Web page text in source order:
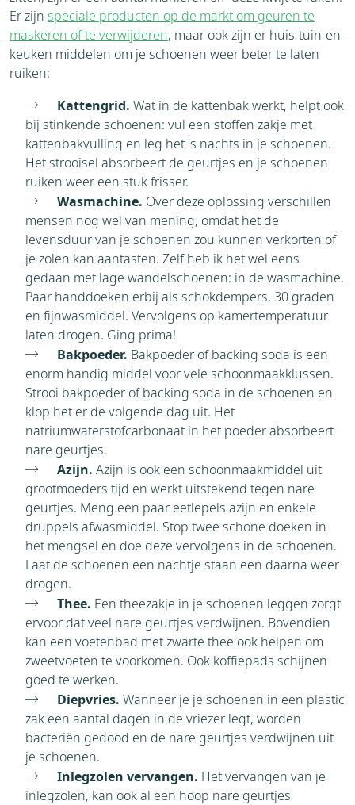
Er zijn speciale producten op de markt om geuren te
maskeren of te verwijderen, maar ook zijn er huis-tuin-en-
keuken middelen om je schoenen weer beter te laten
ruiken:
Kattengrid. Wat in de kattenbak werkt, helpt ook
bij stinkende schoenen: vul een stoffen zakje met
kattenbakvulling en leg het 's nachts in je schoenen.
Het strooisel absorbeert de geurtjes en je schoenen
ruiken weer een stuk frisser.
Wasmachine. Over deze oplossing verschillen
mensen nog wel van mening, omdat het de
levensduur van je schoenen zou kunnen verkorten of
je zolen kan aantasten. Zelf heb ik het wel eens
gedaan met lage wandelschoenen: in de wasmachine.
Paar handdoeken erbij als schokdempers, 30 graden
en fijnwasmiddel. Vervolgens op kamertemperatuur
laten drogen. Ging prima!
Bakpoeder. Bakpoeder of backing soda is een
enorm handig middel voor vele schoonmaakklussen.
Strooi bakpoeder of backing soda in de schoenen en
klop het er de volgende dag uit. Het
natriumwaterstofcarbonaat in het poeder absorbeert
nare geurtjes.
Azijn. Azijn is ook een schoonmaakmiddel uit
grootmoeders tijd en werkt uitstekend tegen nare
geurtjes. Meng een paar eetlepels azijn en enkele
druppels afwasmiddel. Stop twee schone doeken in
het mengsel en doe deze vervolgens in de schoenen.
Laat de schoenen een nachtje staan een daarna weer
drogen.
Thee. Een theezakje in je schoenen leggen zorgt
ervoor dat veel nare geurtjes verdwijnen. Bovendien
kan een voetenbad met zwarte thee ook helpen om
zweetvoeten te voorkomen. Ook koffiepads schijnen
goed te werken.
Diepvries. Wanneer je je schoenen in een plastic
zak een aantal dagen in de vriezer legt, worden
bacteriën gedood en de nare geurtjes verdwijnen uit
je schoenen.
Inlegzolen vervangen. Het vervangen van je
inlegzolen, kan ook al een hoop nare geurtjes